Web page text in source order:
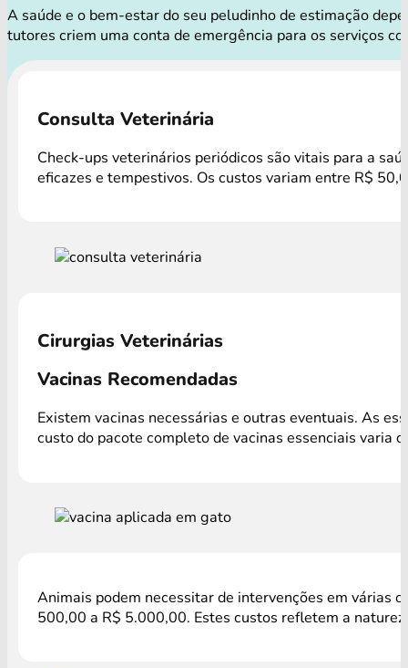
A saúde e o bem-estar do seu peludinho de estimação
tutores criem uma conta de emergência para os serviços
Consulta Veterinária
Check-ups veterinários periódicos são vitais para a
eficazes e tempestivos. Os custos variam entre R$
Cirurgias Veterinárias
Vacinas Recomendadas
Existem vacinas necessárias e outras eventuais. As
custo do pacote completo de vacinas essenciais varia
Animais podem necessitar de intervenções em várias
500,00 a R$ 5.000,00. Estes custos refletem a